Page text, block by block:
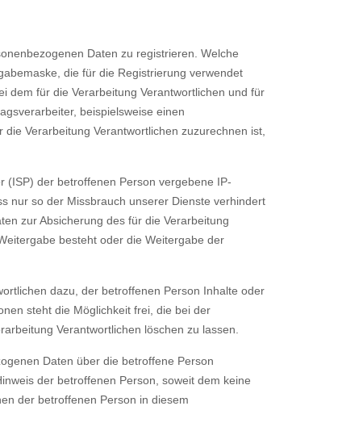
Daten zu registrieren. Welche
die für die Registrierung verwendet
dem für die Verarbeitung Verantwortlichen und für
beispielsweise einen
Verarbeitung Verantwortlichen zuzurechnen ist,
(ISP) der betroffenen Person vergebene IP-
nur so der Missbrauch unserer Dienste verhindert
zur Absicherung des für die Verarbeitung
besteht oder die Weitergabe der
dazu, der betroffenen Person Inhalte oder
steht die Möglichkeit frei, die bei der
Verantwortlichen löschen zu lassen.
Daten über die betroffene Person
der betroffenen Person, soweit dem keine
der betroffenen Person in diesem